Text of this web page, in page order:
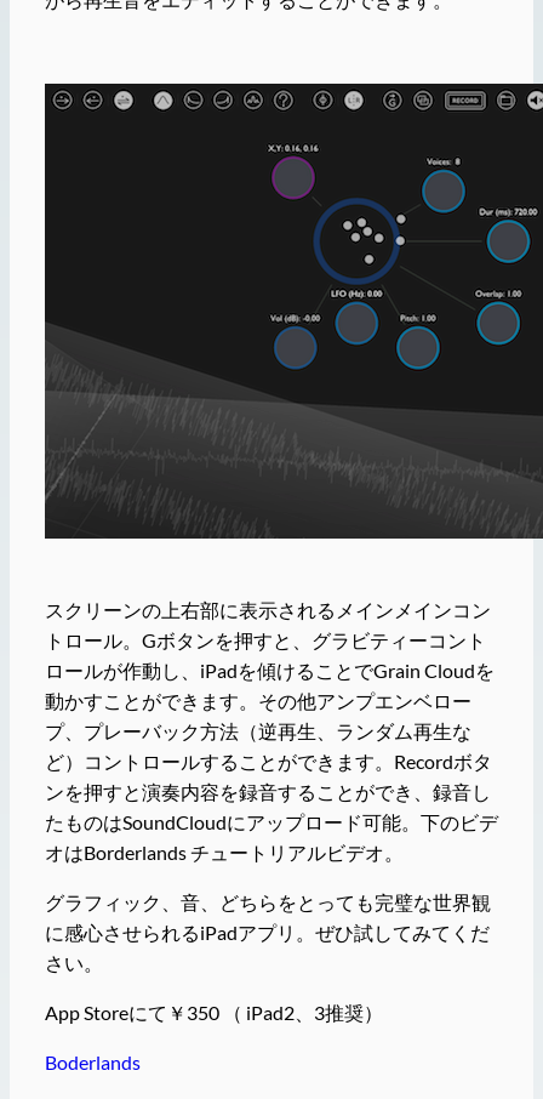
スクリーンの上右部に表示されるメインメインコン
トロール。Gボタンを押すと、グラビティーコント
ロールが作動し、iPadを傾けることでGrain Cloudを
動かすことができます。その他アンプエンベロー
プ、プレーバック方法（逆再生、ランダム再生な
ど）コントロールすることができます。Recordボタ
ンを押すと演奏内容を録音することができ、録音し
たものはSoundCloudにアップロード可能。下のビデ
オはBorderlands チュートリアルビデオ。
グラフィック、音、どちらをとっても完璧な世界観
に感心させられるiPadアプリ。ぜひ試してみてくだ
さい。
App Storeにて￥350 （ iPad2、3推奨）
Boderlands